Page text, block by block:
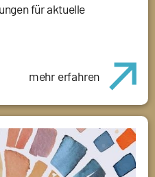
für aktuelle
mehr erfahren